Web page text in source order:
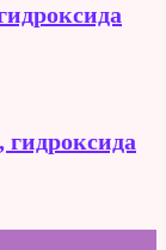
гидроксида